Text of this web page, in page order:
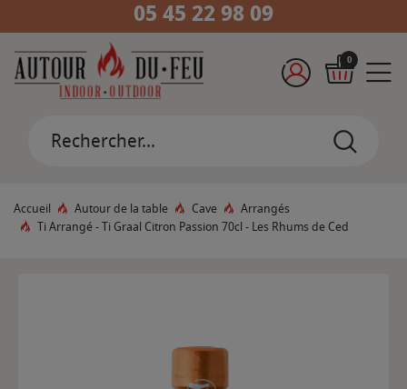
05 45 22 98 09
0
Accueil Autour de la table Cave
Arrangés
Ti Arrangé - Ti Graal Citron Passion 70cl - Les Rhums de Ced